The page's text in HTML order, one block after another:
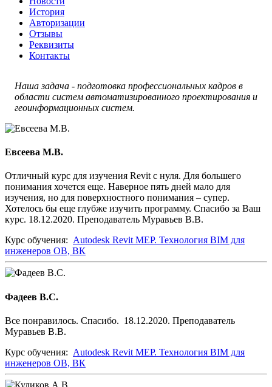
История
Авторизации
Отзывы
Реквизиты
Контакты
Наша задача - подготовка профессиональных кадров в
области систем автоматизированного проектирования и
геоинформационных систем.
Евсеева М.В.
Отличный курс для изучения Revit с нуля. Для большего
понимания хочется еще. Наверное пять дней мало для
изучения, но для поверхностного понимания – супер.
Хотелось бы еще глубже изучить программу. Спасибо за Ваш
курс. 18.12.2020. Преподаватель Муравьев В.В.
Курс обучения: Autodesk Revit MEP. Технология BIM для
инженеров ОВ, ВК
Фадеев В.С.
Все понравилось. Спасибо. 18.12.2020. Преподаватель
Муравьев В.В.
Курс обучения: Autodesk Revit MEP. Технология BIM для
инженеров ОВ, ВК